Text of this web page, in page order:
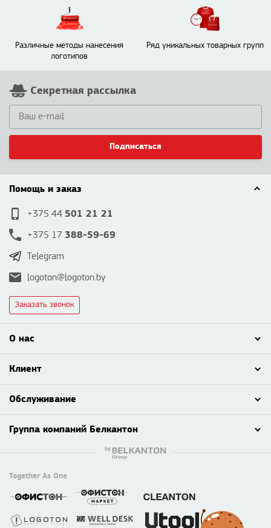
Различные методы нанесения
логотипов
Ряд уникальных товарных групп
Секретная рассылка
Подписаться
Помощь и заказ
+375 44 501 21 21
+375 17 388-59-69
Telegram
logoton@logoton.by
Заказать звонок
О нас
Клиент
Обслуживание
Группа компаний Белкантон
Together As One